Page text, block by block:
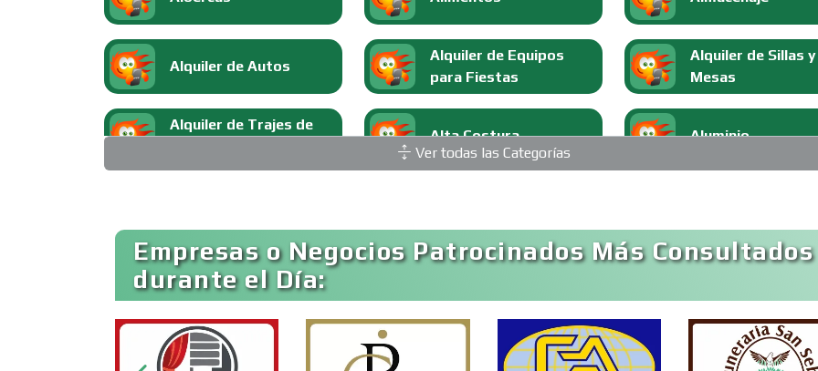
Alquiler de Autos
Alquiler de Equipos
para Fiestas
Alquiler de Sillas y
Mesas
Alquiler de Trajes de
Alta Costura Aluminio
Animadores de Eventos
Aparatos y Equipos
Artes Gráficas Artículos de
Ver todas las Categorías
Empresas o Negocios Patrocinados Más Consultados
durante el Día: